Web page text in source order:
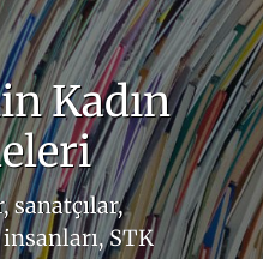
Kadın
sanatçılar,
STK